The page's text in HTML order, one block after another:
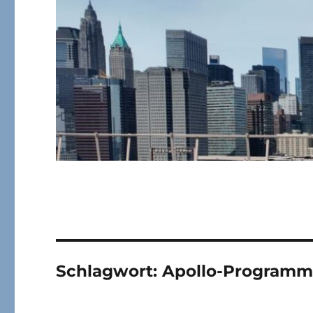
Schlagwort:Apollo-Programm